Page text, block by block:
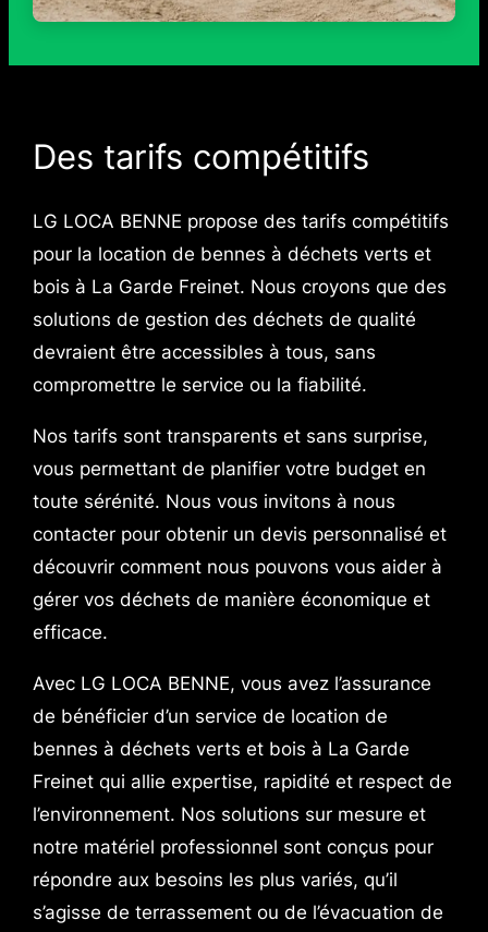
Des tarifs compétitifs
LG LOCA BENNE propose des tarifs compétitifs
pour la location de bennes à déchets verts et
bois à La Garde Freinet. Nous croyons que des
solutions de gestion des déchets de qualité
devraient être accessibles à tous, sans
compromettre le service ou la fiabilité.
Nos tarifs sont transparents et sans surprise,
vous permettant de planifier votre budget en
toute sérénité. Nous vous invitons à nous
contacter pour obtenir un devis personnalisé et
découvrir comment nous pouvons vous aider à
gérer vos déchets de manière économique et
efficace.
Avec LG LOCA BENNE, vous avez l’assurance
de bénéficier d’un service de location de
bennes à déchets verts et bois à La Garde
Freinet qui allie expertise, rapidité et respect de
l’environnement. Nos solutions sur mesure et
notre matériel professionnel sont conçus pour
répondre aux besoins les plus variés, qu’il
s’agisse de terrassement ou de l’évacuation de